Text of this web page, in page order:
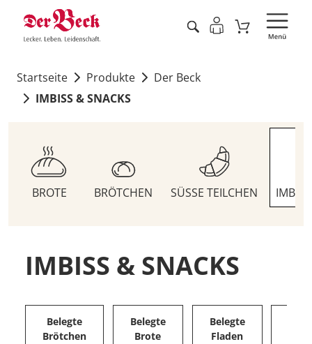
Startseite Produkte
Der Beck
IMBISS & SNACKS
BROTE BRÖTCHEN SÜSSE TEILCHEN
IMBISS & SNACKS
Belegte
Brötchen
Belegte
Brote
Belegte
Fladen